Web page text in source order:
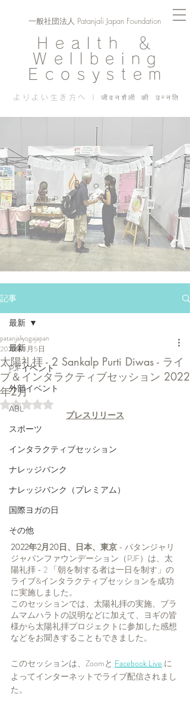
Health ＆
Wellbeing
Ecosystem
よりよい生き方へ | जीवनशैली की उन्नति
一般社団法人 Patanjali Japan Foundation
Blog
PJF ​活動記録
記事
最新
PJFイベント
外部イベント
ABL
スポーツ
インタラクティブセッション
ナレッジバンク
ナレッジバンク（プレミアム）
国際ヨガの日
その他
最新
太陽礼拝 - 2 Sankalp Purti Diwas - ライ
ブ＆インタラクティブセッション 2022
年2月
patanjaliyogajapan
2022年3月5日
5つ星のうちNaNと評価されています。
プレスリリース
2022年2月20日、日本、東京 - パタンジャリ
ジャパンファウンデーション（PJF）は、太
陽礼拝 - 2 「朝を制する者は一日を制す」の
ライブ&インタラクティブセッションを成功
に実施しました。
このセッションでは、太陽礼拝の実施、ブラ
ムマムハラトの説明などに加えて、ヨギの皆
様から太陽礼拝プロジェクトに参加した感想
などをお聞きすることもできました。
このセッションは、Zoomと Facebook Live.に
よってインターネットでライブ配信されまし
た。